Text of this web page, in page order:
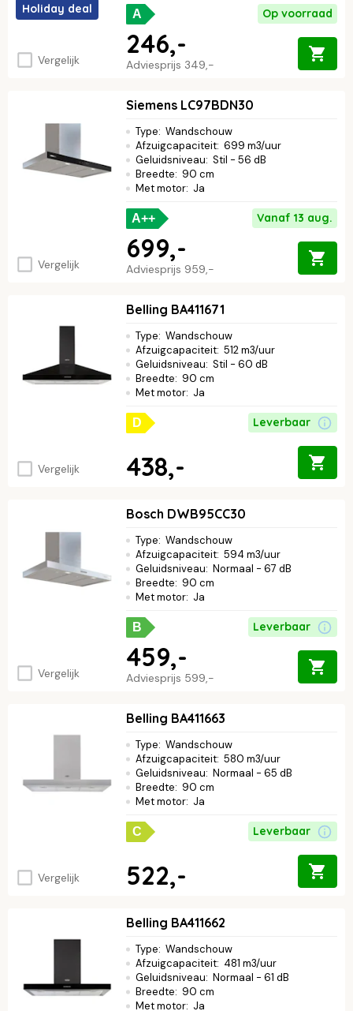
Holiday deal
Vergelijk
A Op voorraad
Adviesprijs 349,-
246,-
Vergelijk
Siemens LC97BDN30
Type: Wandschouw
Afzuigcapaciteit: 699 m3/uur
Geluidsniveau: Stil - 56 dB
Breedte: 90 cm
Met motor: Ja
A++ Vanaf 13 aug.
Adviesprijs 959,-
699,-
Vergelijk
Belling BA411671
Type: Wandschouw
Afzuigcapaciteit: 512 m3/uur
Geluidsniveau: Stil - 60 dB
Breedte: 90 cm
Met motor: Ja
D Leverbaar
438,-
Vergelijk
Bosch DWB95CC30
Type: Wandschouw
Afzuigcapaciteit: 594 m3/uur
Geluidsniveau: Normaal - 67 dB
Breedte: 90 cm
Met motor: Ja
B Leverbaar
Adviesprijs 599,-
459,-
Vergelijk
Belling BA411663
Type: Wandschouw
Afzuigcapaciteit: 580 m3/uur
Geluidsniveau: Normaal - 65 dB
Breedte: 90 cm
Met motor: Ja
C Leverbaar
522,-
Belling BA411662
Type: Wandschouw
Afzuigcapaciteit: 481 m3/uur
Geluidsniveau: Normaal - 61 dB
Breedte: 90 cm
Met motor: Ja